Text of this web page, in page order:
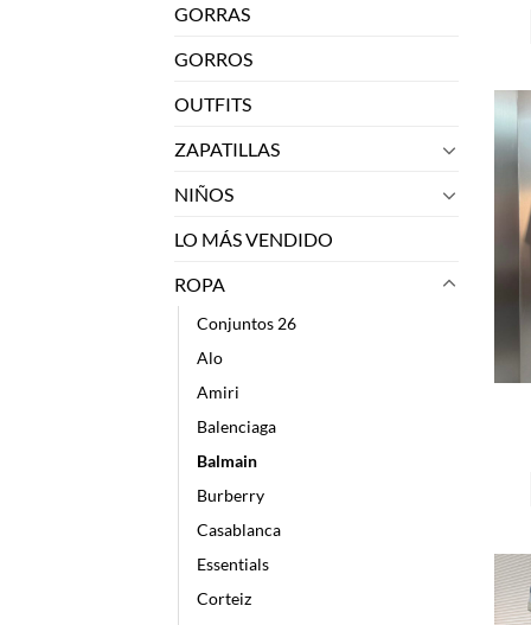
GORRAS
GORROS
OUTFITS
ZAPATILLAS
NIÑOS
LO MÁS VENDIDO
ROPA
Conjuntos 26
Alo
Amiri
Balenciaga
Balmain
Burberry
Casablanca
Essentials
Corteiz